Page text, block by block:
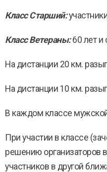
Класс Старший:
Класс Ветераны:60 лет и
На дистанции 20 км.
На дистанции 10 км.
В каждом классе
При участии в классе
решению организаторов
участников в другой